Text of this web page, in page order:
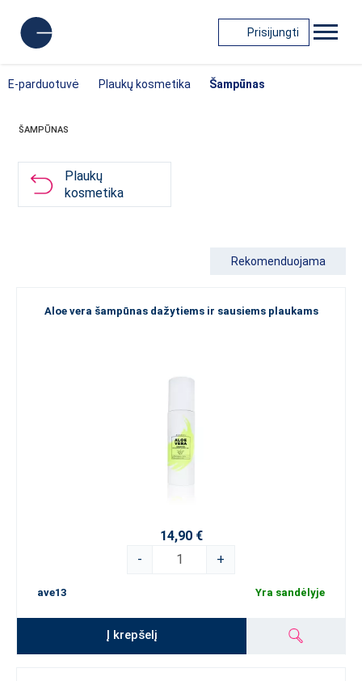
Prisijungti
E-parduotuvė Plaukų kosmetika Šampūnas
ŠAMPŪNAS
Plaukų
kosmetika
Rekomenduojama
Aloe vera šampūnas dažytiems ir sausiems plaukams
14,90 €
-
+
ave13 Yra sandėlyje
Į krepšelį